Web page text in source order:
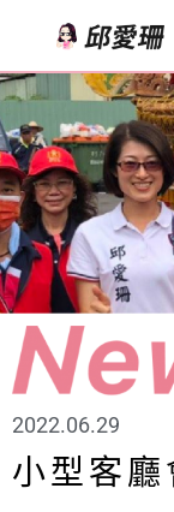
2022.06.29
小型客